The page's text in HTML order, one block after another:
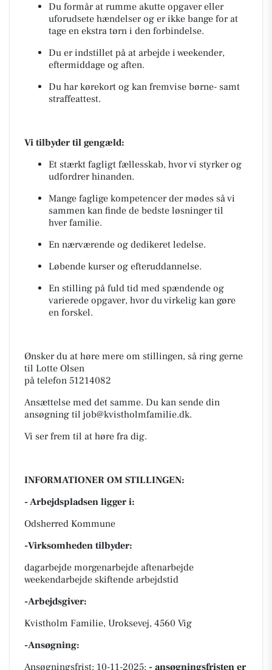
Du formår at rumme akutte opgaver eller
uforudsete hændelser og er ikke bange for at
tage en ekstra tørn i den forbindelse.
Du er indstillet på at arbejde i weekender,
eftermiddage og aften.
Du har kørekort og kan fremvise børne- samt
straffeattest.
Vi tilbyder til gengæld:
Et stærkt fagligt fællesskab, hvor vi styrker og
udfordrer hinanden.
Mange faglige kompetencer der mødes så vi
sammen kan finde de bedste løsninger til
hver familie.
En nærværende og dedikeret ledelse.
Løbende kurser og efteruddannelse.
En stilling på fuld tid med spændende og
varierede opgaver, hvor du virkelig kan gøre
en forskel.
Ønsker du at høre mere om stillingen, så ring gerne
til Lotte Olsen
på telefon 51214082
Ansættelse med det samme. Du kan sende din
ansøgning til job@kvistholmfamilie.dk.
Vi ser frem til at høre fra dig.
INFORMATIONER OM STILLINGEN:
- Arbejdspladsen ligger i:
Odsherred Kommune
-Virksomheden tilbyder:
dagarbejde morgenarbejde aftenarbejde
weekendarbejde skiftende arbejdstid
-Arbejdsgiver:
Kvistholm Familie, Uroksevej, 4560 Vig
-Ansøgning:
Ansøgningsfrist: 10-11-2025; - ansøgningsfristen er